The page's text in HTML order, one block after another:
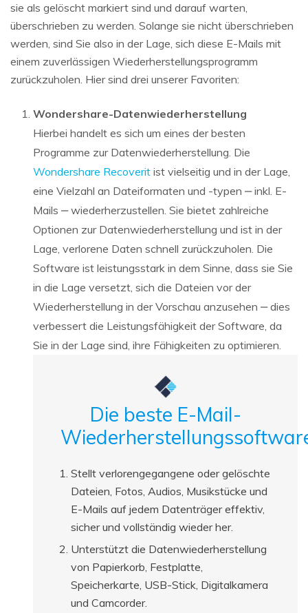
sie als gelöscht markiert sind und darauf warten,
überschrieben zu werden. Solange sie nicht überschrieben
werden, sind Sie also in der Lage, sich diese E-Mails mit
einem zuverlässigen Wiederherstellungsprogramm
zurückzuholen. Hier sind drei unserer Favoriten:
Wondershare-Datenwiederherstellung
Hierbei handelt es sich um eines der besten
Programme zur Datenwiederherstellung. Die
Wondershare Recoverit ist vielseitig und in der Lage,
eine Vielzahl an Dateiformaten und -typen ‒ inkl. E-
Mails ‒ wiederherzustellen. Sie bietet zahlreiche
Optionen zur Datenwiederherstellung und ist in der
Lage, verlorene Daten schnell zurückzuholen. Die
Software ist leistungsstark in dem Sinne, dass sie Sie
in die Lage versetzt, sich die Dateien vor der
Wiederherstellung in der Vorschau anzusehen ‒ dies
verbessert die Leistungsfähigkeit der Software, da
Sie in der Lage sind, ihre Fähigkeiten zu optimieren.
Die beste E-Mail-
Stellt verlorengegangene oder gelöschte
Dateien, Fotos, Audios, Musikstücke und
E-Mails auf jedem Datenträger effektiv,
sicher und vollständig wieder her.
Unterstützt die Datenwiederherstellung
von Papierkorb, Festplatte,
Speicherkarte, USB-Stick, Digitalkamera
und Camcorder.